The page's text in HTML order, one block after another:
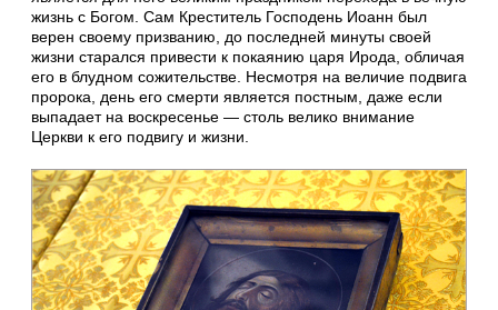
жизнь с Богом. Сам Креститель Господень Иоанн был
верен своему призванию, до последней минуты своей
жизни старался привести к покаянию царя Ирода, обличая
его в блудном сожительстве. Несмотря на величие подвига
пророка, день его смерти является постным, даже если
выпадает на воскресенье — столь велико внимание
Церкви к его подвигу и жизни.